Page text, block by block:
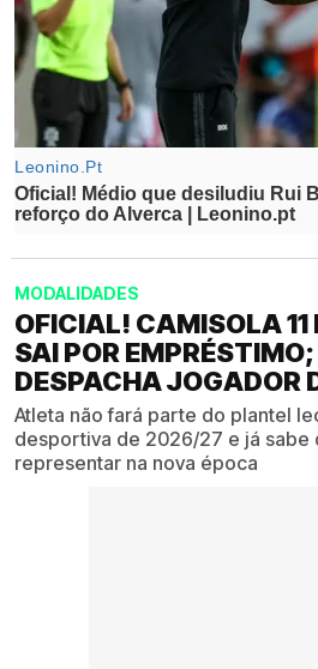
MODALIDADES
OFICIAL! CAMISOLA 11
SAI POR
DESPACHA JOGADOR
Atleta não fará parte do plantel
desportiva de 2026/27 e já sabe
representar na nova época